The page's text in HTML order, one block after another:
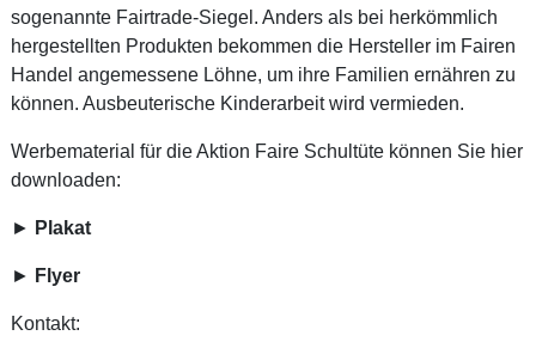
sogenannte Fairtrade-Siegel. Anders als bei herkömmlich
hergestellten Produkten bekommen die Hersteller im Fairen
Handel angemessene Löhne, um ihre Familien ernähren zu
können. Ausbeuterische Kinderarbeit wird vermieden.
Werbematerial für die Aktion Faire Schultüte können Sie hier
downloaden:
► Plakat
► Flyer
Kontakt: